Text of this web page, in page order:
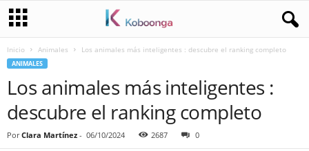
Inicio Animales Los animales más inteligentes : descubre el ranking completo
ANIMALES
Los animales más inteligentes :
descubre el ranking completo
Por Clara Martínez - 06/10/2024 2687 0